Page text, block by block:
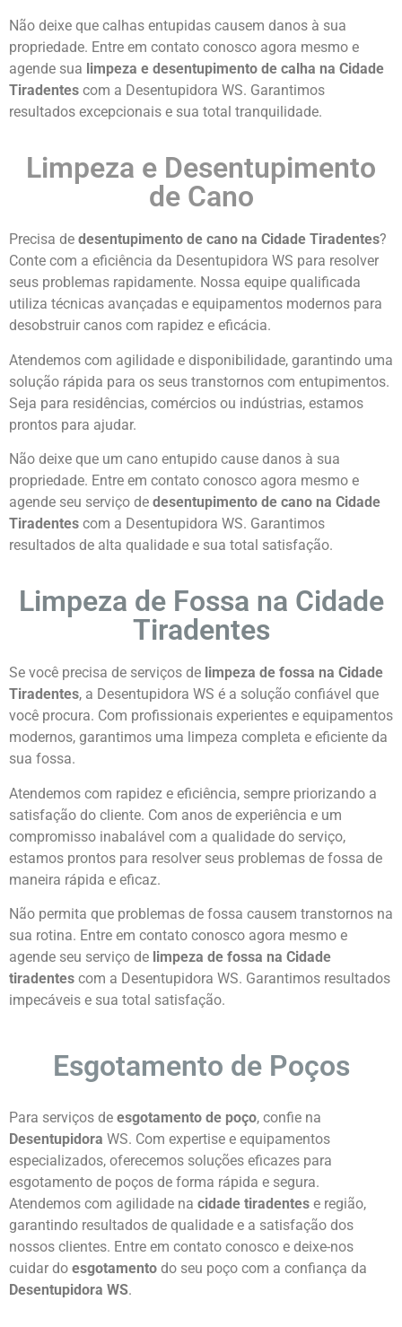
Não deixe que calhas entupidas causem danos à sua
propriedade. Entre em contato conosco agora mesmo e
agende sua limpeza e desentupimento de calha na Cidade
Tiradentes com a Desentupidora WS. Garantimos
resultados excepcionais e sua total tranquilidade.
Limpeza e Desentupimento
de Cano
Precisa de desentupimento de cano na Cidade Tiradentes?
Conte com a eficiência da Desentupidora WS para resolver
seus problemas rapidamente. Nossa equipe qualificada
utiliza técnicas avançadas e equipamentos modernos para
desobstruir canos com rapidez e eficácia.
Atendemos com agilidade e disponibilidade, garantindo uma
solução rápida para os seus transtornos com entupimentos.
Seja para residências, comércios ou indústrias, estamos
prontos para ajudar.
Não deixe que um cano entupido cause danos à sua
propriedade. Entre em contato conosco agora mesmo e
agende seu serviço de desentupimento de cano na Cidade
Tiradentes com a Desentupidora WS. Garantimos
resultados de alta qualidade e sua total satisfação.
Limpeza de Fossa na Cidade
Tiradentes
Se você precisa de serviços de limpeza de fossa na Cidade
Tiradentes, a Desentupidora WS é a solução confiável que
você procura. Com profissionais experientes e equipamentos
modernos, garantimos uma limpeza completa e eficiente da
sua fossa.
Atendemos com rapidez e eficiência, sempre priorizando a
satisfação do cliente. Com anos de experiência e um
compromisso inabalável com a qualidade do serviço,
estamos prontos para resolver seus problemas de fossa de
maneira rápida e eficaz.
Não permita que problemas de fossa causem transtornos na
sua rotina. Entre em contato conosco agora mesmo e
agende seu serviço de limpeza de fossa na Cidade
tiradentes com a Desentupidora WS. Garantimos resultados
impecáveis e sua total satisfação.
Esgotamento de Poços
Para serviços de esgotamento de poço, confie na
Desentupidora WS. Com expertise e equipamentos
especializados, oferecemos soluções eficazes para
esgotamento de poços de forma rápida e segura.
Atendemos com agilidade na cidade tiradentes e região,
garantindo resultados de qualidade e a satisfação dos
nossos clientes. Entre em contato conosco e deixe-nos
cuidar do esgotamento do seu poço com a confiança da
Desentupidora WS.